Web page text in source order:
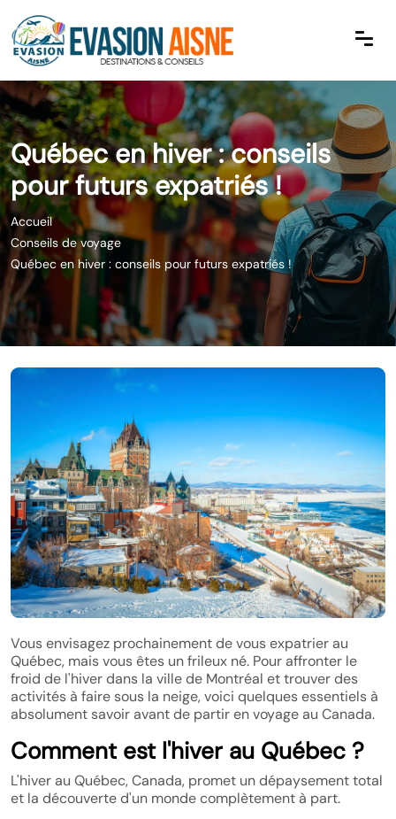
Québec en hiver : conseils
pour futurs expatriés !
Accueil
Conseils de voyage
Québec en hiver : conseils pour futurs expatriés !
Vous envisagez prochainement de vous expatrier au
Québec, mais vous êtes un frileux né. Pour affronter le
froid de l'hiver dans la ville de Montréal et trouver des
activités à faire sous la neige, voici quelques essentiels à
absolument savoir avant de partir en voyage au Canada.
Comment est l'hiver au Québec ?
L'hiver au Québec, Canada, promet un dépaysement total
et la découverte d'un monde complètement à part.